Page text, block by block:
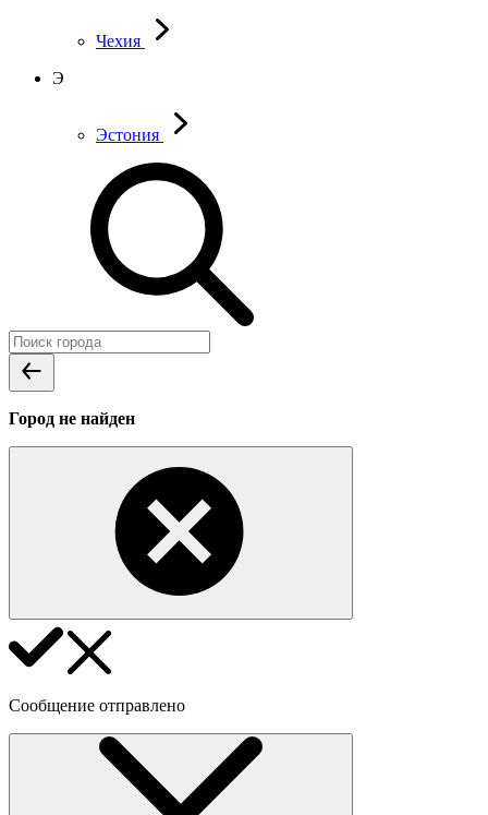
Чехия
Э
Эстония
Город не найден
Сообщение отправлено